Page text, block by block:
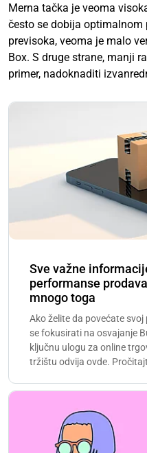
Merna tačka je veoma
često se dobija optimalnom
previsoka, veoma je malo
Box. S druge strane, manji
primer, nadoknaditi
Sve važne
performanse
mnogo toga
Ako želite da povećate
se fokusirati na osvajanje
ključnu ulogu za online
tržištu odvija ovde.